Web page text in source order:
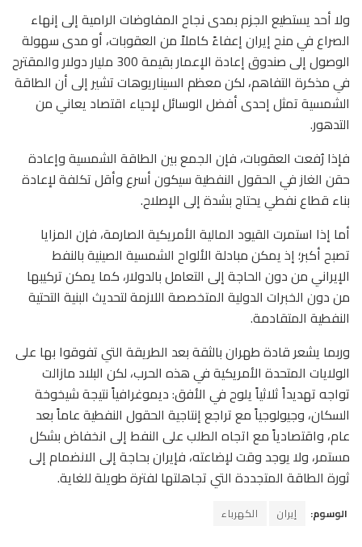
ولا أحد يستطيع الجزم بمدى نجاح المفاوضات الرامية إلى إنهاء
الصراع في منح إيران إعفاءً كاملاً من العقوبات، أو مدى سهولة
الوصول إلى صندوق إعادة الإعمار بقيمة 300 مليار دولار والمقترح
في مذكرة التفاهم، لكن معظم السيناريوهات تشير إلى أن الطاقة
الشمسية تمثل إحدى أفضل الوسائل لإحياء اقتصاد يعاني من
التدهور.
فإذا رُفعت العقوبات، فإن الجمع بين الطاقة الشمسية وإعادة
حقن الغاز في الحقول النفطية سيكون أسرع وأقل تكلفة لإعادة
بناء قطاع نفطي يحتاج بشدة إلى الإصلاح.
أما إذا استمرت القيود المالية الأمريكية الصارمة، فإن المزايا
تصبح أكبر؛ إذ يمكن مبادلة الألواح الشمسية الصينية بالنفط
الإيراني من دون الحاجة إلى التعامل بالدولار، كما يمكن تركيبها
من دون الخبرات الدولية المتخصصة اللازمة لتحديث البنية التحتية
النفطية المتقادمة.
وربما يشعر قادة طهران بالثقة بعد الطريقة التي تفوقوا بها على
الولايات المتحدة الأمريكية في هذه الحرب، لكن البلاد مازالت
تواجه تهديداً ثلاثياً يلوح في الأفق: ديموغرافياً نتيجة شيخوخة
السكان، وجيولوجياً مع تراجع إنتاجية الحقول النفطية عاماً بعد
عام، واقتصادياً مع اتجاه الطلب على النفط إلى انخفاض بشكل
مستمر، ولا يوجد وقت لإضاعته، فإيران بحاجة إلى الانضمام إلى
ثورة الطاقة المتجددة التي تجاهلتها لفترة طويلة للغاية.
الوسوم: إيران الكهرباء